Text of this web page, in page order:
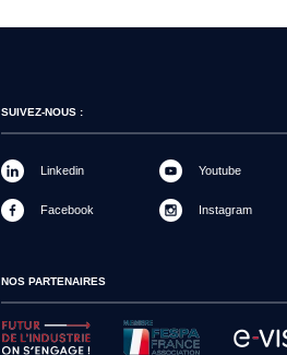
SUIVEZ-NOUS :
Linkedin
Facebook
Youtube
Instagram
NOS PARTENAIRES